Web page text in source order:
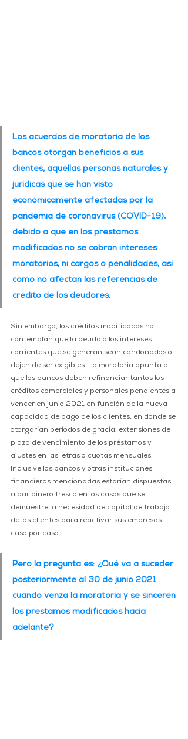
Los acuerdos de moratoria de los
bancos otorgan beneficios a sus
clientes, aquellas personas naturales y
jurídicas que se han visto
económicamente afectadas por la
pandemia de coronavirus (COVID-19),
debido a que en los prestamos
modificados no se cobran intereses
moratorios, ni cargos o penalidades, así
como no afectan las referencias de
crédito de los deudores.
Sin embargo, los créditos modificados no
contemplan que la deuda o los intereses
corrientes que se generan sean condonados o
dejen de ser exigibles. La moratoria apunta a
que los bancos deben refinanciar tantos los
créditos comerciales y personales pendientes a
vencer en junio 2021 en función de la nueva
capacidad de pago de los clientes, en donde se
otorgarían periodos de gracia, extensiones de
plazo de vencimiento de los préstamos y
ajustes en las letras o cuotas mensuales.
Inclusive los bancos y otras instituciones
financieras mencionadas estarían dispuestas
a dar dinero fresco en los casos que se
demuestre la necesidad de capital de trabajo
de los clientes para reactivar sus empresas
caso por caso.
Pero la pregunta es: ¿Qué va a suceder
posteriormente al 30 de junio 2021
cuando venza la moratoria y se sinceren
los prestamos modificados hacia
adelante?